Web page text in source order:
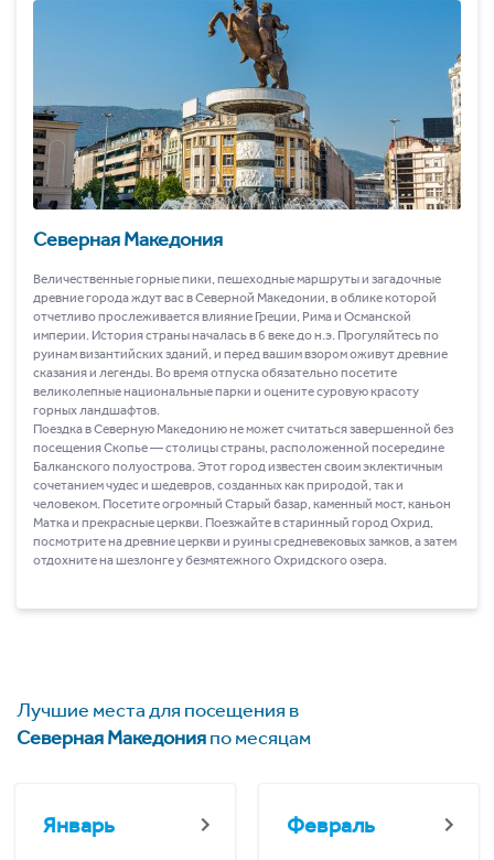
Северная Македония
Величественные горные пики, пешеходные маршруты и загадочные
древние города ждут вас в Северной Македонии, в облике которой
отчетливо прослеживается влияние Греции, Рима и Османской
империи. История страны началась в 6 веке до н.э. Прогуляйтесь по
руинам византийских зданий, и перед вашим взором оживут древние
сказания и легенды. Во время отпуска обязательно посетите
великолепные национальные парки и оцените суровую красоту
горных ландшафтов.
Поездка в Северную Македонию не может считаться завершенной без
посещения Скопье ― столицы страны, расположенной посередине
Балканского полуострова. Этот город известен своим эклектичным
сочетанием чудес и шедевров, созданных как природой, так и
человеком. Посетите огромный Старый базар, каменный мост, каньон
Матка и прекрасные церкви. Поезжайте в старинный город Охрид,
посмотрите на древние церкви и руины средневековых замков, а затем
отдохните на шезлонге у безмятежного Охридского озера.
Лучшие места для посещения в
Северная Македонияпо месяцам
Январь Февраль